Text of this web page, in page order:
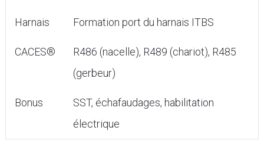
Harnais Formation port du harnais ITBS
CACES®
R486 (nacelle), R489 (chariot), R485
(gerbeur)
Bonus
SST, échafaudages, habilitation
électrique